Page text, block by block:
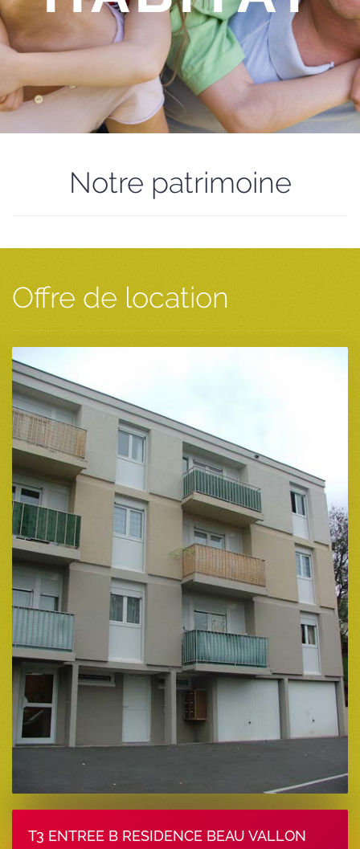
Notre patrimoine
Offre de location
T3 ENTREE B RESIDENCE BEAU VALLON